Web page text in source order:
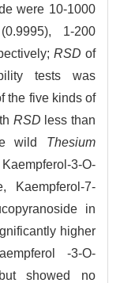
were 10-1000
1-200
RSD of
tests was
the five kinds of
RSD less than
wild Thesium
3-O-
Kaempferol-7-
in
higher
-3-O-
showed no